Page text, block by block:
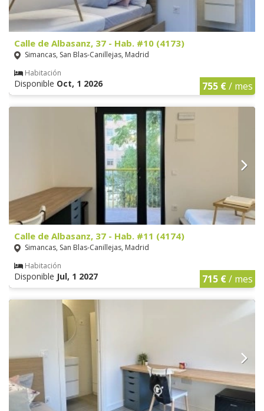
Calle de Albasanz, 37 - Hab. #10 (4173)
Simancas, San Blas-Canillejas, Madrid
Habitación
Disponible Oct, 1 2026 755 €/ mes
Calle de Albasanz, 37 - Hab. #11 (4174)
Simancas, San Blas-Canillejas, Madrid
Habitación
Disponible Jul, 1 2027 715 €/ mes